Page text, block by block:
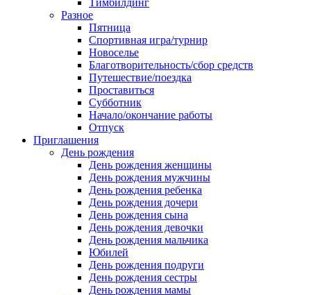
Тимбилдинг
Разное
Пятница
Спортивная игра/турнир
Новоселье
Благотворительность/сбор средств
Путешествие/поездка
Проставиться
Субботник
Начало/окончание работы
Отпуск
Приглашения
День рождения
День рождения женщины
День рождения мужчины
День рождения ребенка
День рождения дочери
День рождения сына
День рождения девочки
День рождения мальчика
Юбилей
День рождения подруги
День рождения сестры
День рождения мамы